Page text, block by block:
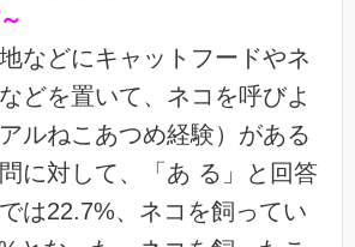
などにキャットフードやネ
どを置いて、ネコを呼びよ
ルねこあつめ経験）がある
に対して、「あ る」と回答
は22.7%、ネコを飼ってい